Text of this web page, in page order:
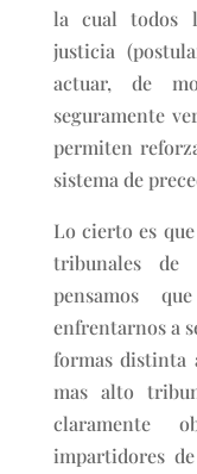
la cual todos
justicia
actuar, de
seguramente
permiten
sistema de
Lo cierto es
tribunales
pensamos
enfrentarnos a
formas distinta
mas alto
claramente
impartidores